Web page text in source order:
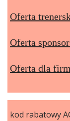
Oferta
Oferta
Oferta dla
kod rabatowy